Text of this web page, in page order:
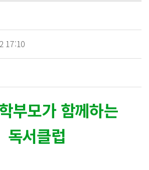
17:10
부모가 함께하는
독서클럽